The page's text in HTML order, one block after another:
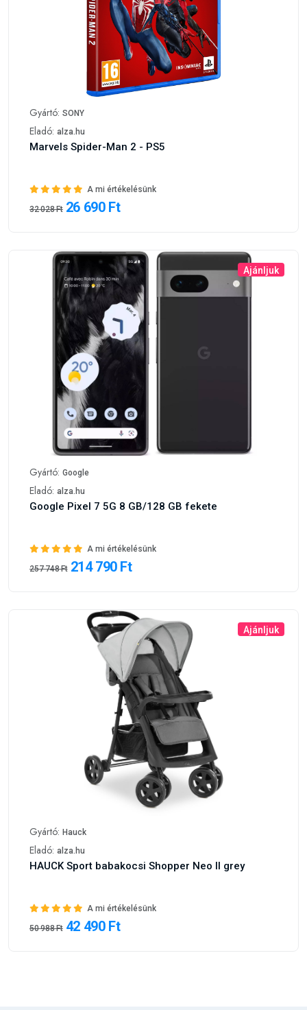
Gyártó: SONY
Eladó: alza.hu
Marvels Spider-Man 2 - PS5
A mi értékelésünk
32 028 Ft 26 690 Ft
Ajánljuk
Gyártó: Google
Eladó: alza.hu
Google Pixel 7 5G 8 GB/128 GB fekete
A mi értékelésünk
257 748 Ft 214 790 Ft
Ajánljuk
Gyártó: Hauck
Eladó: alza.hu
HAUCK Sport babakocsi Shopper Neo II grey
A mi értékelésünk
50 988 Ft 42 490 Ft